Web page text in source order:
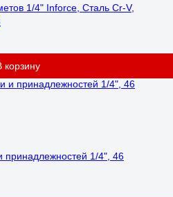
1/4" Inforce, Сталь Cr-V,
корзину
принадлежностей 1/4", 46